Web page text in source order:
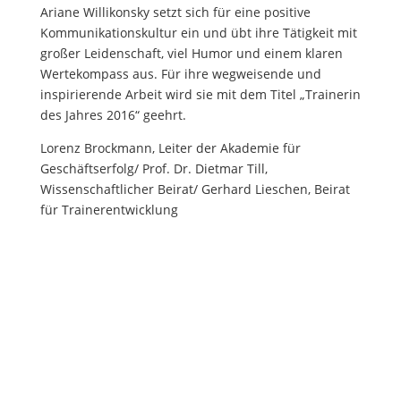
Ariane Willikonsky setzt sich für eine positive
Kommunikationskultur ein und übt ihre Tätigkeit mit
großer Leidenschaft, viel Humor und einem klaren
Wertekompass aus. Für ihre wegweisende und
inspirierende Arbeit wird sie mit dem Titel „Trainerin
des Jahres 2016“ geehrt.
Lorenz Brockmann, Leiter der Akademie für
Geschäftserfolg/ Prof. Dr. Dietmar Till,
Wissenschaftlicher Beirat/ Gerhard Lieschen, Beirat
für Trainerentwicklung